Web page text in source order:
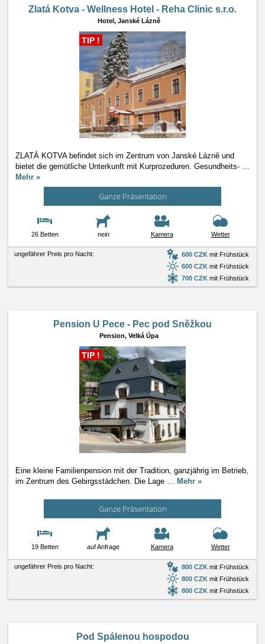
Zlatá Kotva - Wellness Hotel - Reha Clinic s.r.o.
Hotel, Janské Lázně
TIP !
ZLATÁ KOTVA befindet sich im Zentrum von Janské Lázně und
bietet die gemütliche Unterkunft mit Kurprozeduren. Gesundheits- …
Mehr »
Ganze Präsentation
26 Betten nein Kamera Wetter
ungefährer Preis pro Nacht: 600 CZK mit Frühstück
600 CZK mit Frühstück
700 CZK mit Frühstück
Pension U Pece - Pec pod Sněžkou
Pension, Velká Úpa
TIP !
Eine kleine Familienpension mit der Tradition, ganzjährig im Betrieb,
im Zentrum des Gebirgsstädchen. Die Lage … Mehr »
Ganze Präsentation
19 Betten auf Anfrage Kamera Wetter
ungefährer Preis pro Nacht: 800 CZK mit Frühstück
800 CZK mit Frühstück
800 CZK mit Frühstück
Pod Spálenou hospodou